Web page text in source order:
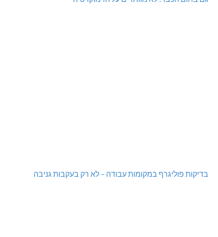
בדיקות פוליגרף במקומות עבודה – לא רק בעקבות גניבה